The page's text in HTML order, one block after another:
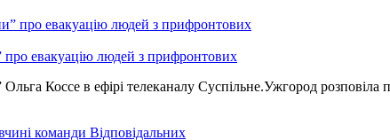
про евакуацію людей з прифронтових
Коссе в ефірі телеканалу Суспільне.Ужгород розповіла